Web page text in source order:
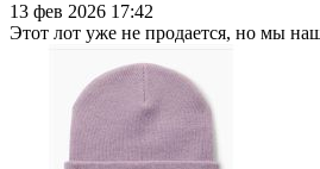
13 фев 2026 17:42
Этот лот уже не продается, но мы